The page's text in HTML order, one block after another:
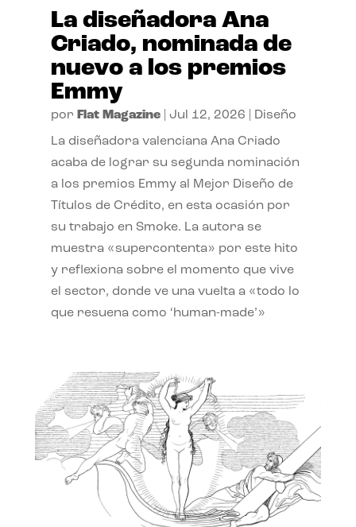
La diseñadora Ana
Criado, nominada de
nuevo a los premios
Emmy
por Flat Magazine| Jul 12, 2026 Diseño
La diseñadora valenciana Ana Criado
acaba de lograr su segunda nominación
a los premios Emmy al Mejor Diseño de
Títulos de Crédito, en esta ocasión por
su trabajo en Smoke. La autora se
muestra «supercontenta» por este hito
y reflexiona sobre el momento que vive
el sector, donde ve una vuelta a «todo lo
que resuena como ‘human-made’»